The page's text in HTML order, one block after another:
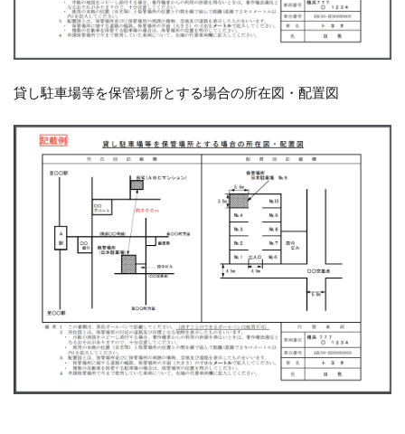
貸し駐車場等を保管場所とする場合の所在図・配置図